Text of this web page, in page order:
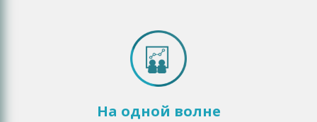
На одной волне